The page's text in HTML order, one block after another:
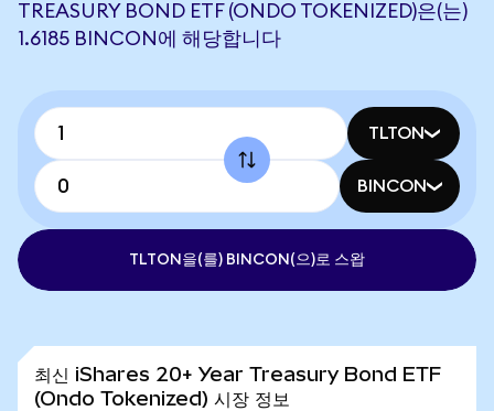
TREASURY BOND ETF (ONDO TOKENIZED)은(는)
1.6185 BINCON에 해당합니다
TLTON
BINCON
TLTON을(를) BINCON(으)로 스왑
최신 iShares 20+ Year Treasury Bond ETF
(Ondo Tokenized) 시장 정보